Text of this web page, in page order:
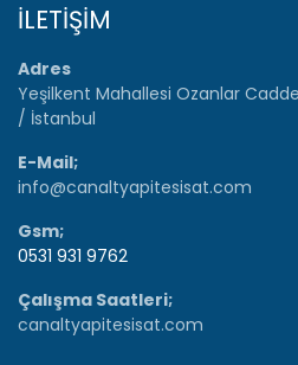
İLETİŞİM
Adres
Yeşilkent Mahallesi Ozanlar
/ İstanbul
E-Mail;
info@canaltyapitesisat.com
Gsm;
0531 931 9762
Çalışma Saatleri;
canaltyapitesisat.com